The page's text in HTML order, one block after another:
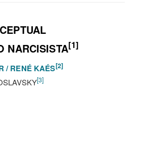
NARCISISTA[1]
/ RENÉ KAÉS[2]
[3]